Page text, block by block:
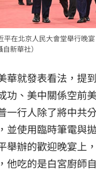
平在北京人民大會堂舉行晚
自新華社）
華就發表看法，提
功、美中關係空前
一行人除了將中共
並使用臨時筆電與
舉辦的歡迎晚宴上
他吃的是白宮廚師